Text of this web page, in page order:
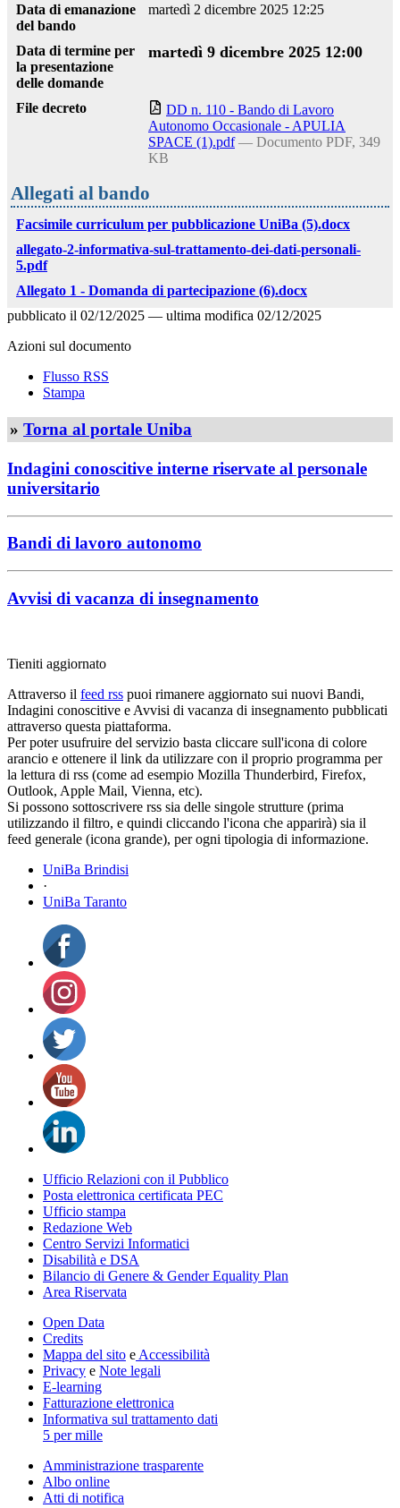
Data di emanazione
del bando
martedì 2 dicembre 2025 12:25
Data di termine per
la presentazione
delle domande
martedì 9 dicembre 2025 12:00
File decreto
DD n. 110 - Bando di Lavoro
Autonomo Occasionale - APULIA
SPACE (1).pdf — Documento PDF, 349
KB
Allegati al bando
Facsimile curriculum per pubblicazione UniBa (5).docx
allegato-2-informativa-sul-trattamento-dei-dati-personali-
5.pdf
Allegato 1 - Domanda di partecipazione (6).docx
pubblicato il 02/12/2025 — ultima modifica 02/12/2025
Azioni sul documento
Flusso RSS
Stampa
» Torna al portale Uniba
Indagini conoscitive interne riservate al personale
universitario
Bandi di lavoro autonomo
Avvisi di vacanza di insegnamento
Tieniti aggiornato
Attraverso il feed rss puoi rimanere aggiornato sui nuovi Bandi,
Indagini conoscitive e Avvisi di vacanza di insegnamento pubblicati
attraverso questa piattaforma.
Per poter usufruire del servizio basta cliccare sull'icona di colore
arancio e ottenere il link da utilizzare con il proprio programma per
la lettura di rss (come ad esempio Mozilla Thunderbird, Firefox,
Outlook, Apple Mail, Vienna, etc).
Si possono sottoscrivere rss sia delle singole strutture (prima
utilizzando il filtro, e quindi cliccando l'icona che apparirà) sia il
feed generale (icona grande), per ogni tipologia di informazione.
UniBa Brindisi
·
UniBa Taranto
Ufficio Relazioni con il Pubblico
Posta elettronica certificata PEC
Ufficio stampa
Redazione Web
Centro Servizi Informatici
Disabilità e DSA
Bilancio di Genere & Gender Equality Plan
Area Riservata
Open Data
Credits
Mappa del sito e Accessibilità
Privacy e Note legali
E-learning
Fatturazione elettronica
Informativa sul trattamento dati
5 per mille
Amministrazione trasparente
Albo online
Atti di notifica